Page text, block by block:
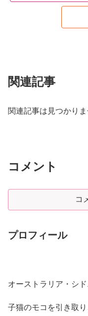
関連記事
関連記事は見つかりま
コメント
コ
プロフィール
オーストラリア・シド
子猫のモコを引き取